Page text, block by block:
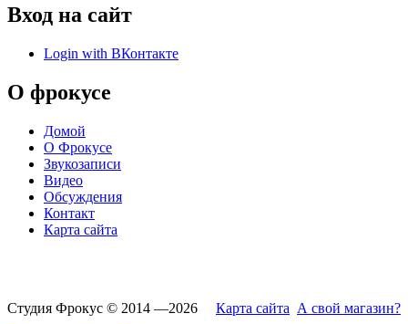
Вход на сайт
Login with ВКонтакте
О фрокусе
Домой
О Фрокусе
Звукозаписи
Видео
Обсуждения
Контакт
Карта сайта
Студия Фрокус © 2014 —2026 Карта сайта А свой магазин?